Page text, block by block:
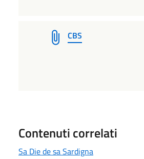
CBS
Contenuti correlati
Sa Die de sa Sardigna